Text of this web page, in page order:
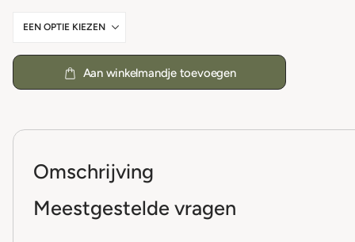
Aan winkelmandje toevoegen
Omschrijving
Meestgestelde vragen